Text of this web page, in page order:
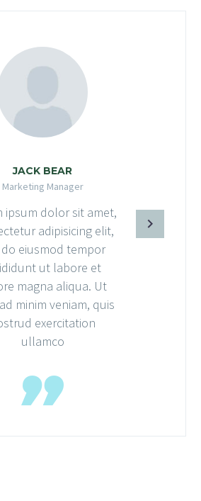
JACK BEAR
Marketing Manager
ipsum dolor sit amet,
adipisicing elit,
eiusmod tempor
ut labore et
magna aliqua. Ut
minim veniam, quis
exercitation
ullamco